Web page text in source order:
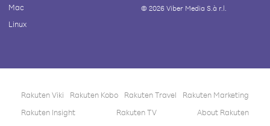
Mac
Linux
© 2026Viber Media S.à r.l.
Rakuten Viki Rakuten Kobo Rakuten Travel
Rakuten Marketing
Rakuten Insight
Rakuten TV About Rakuten